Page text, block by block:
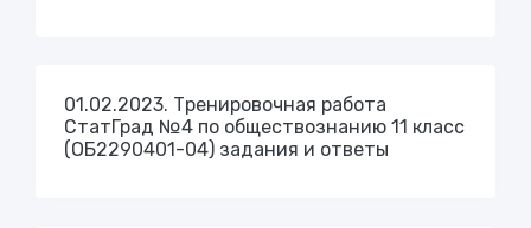
01.02.2023. Тренировочная работа
СтатГрад №4 по обществознанию 11 класс
(ОБ2290401-04) задания и ответы